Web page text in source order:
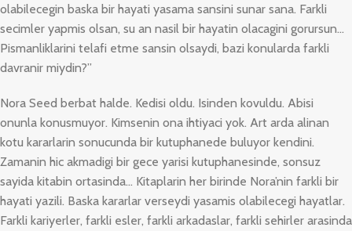
olabilecegin baska bir hayati yasama sansini sunar sana. Farkli
secimler yapmis olsan, su an nasil bir hayatin olacagini gorursun…
Pismanliklarini telafi etme sansin olsaydi, bazi konularda farkli
davranir miydin?”
Nora Seed berbat halde. Kedisi oldu. Isinden kovuldu. Abisi
onunla konusmuyor. Kimsenin ona ihtiyaci yok. Art arda alinan
kotu kararlarin sonucunda bir kutuphanede buluyor kendini.
Zamanin hic akmadigi bir gece yarisi kutuphanesinde, sonsuz
sayida kitabin ortasinda… Kitaplarin her birinde Nora’nin farkli bir
hayati yazili. Baska kararlar verseydi yasamis olabilecegi hayatlar.
Farkli kariyerler, farkli esler, farkli arkadaslar, farkli sehirler arasinda